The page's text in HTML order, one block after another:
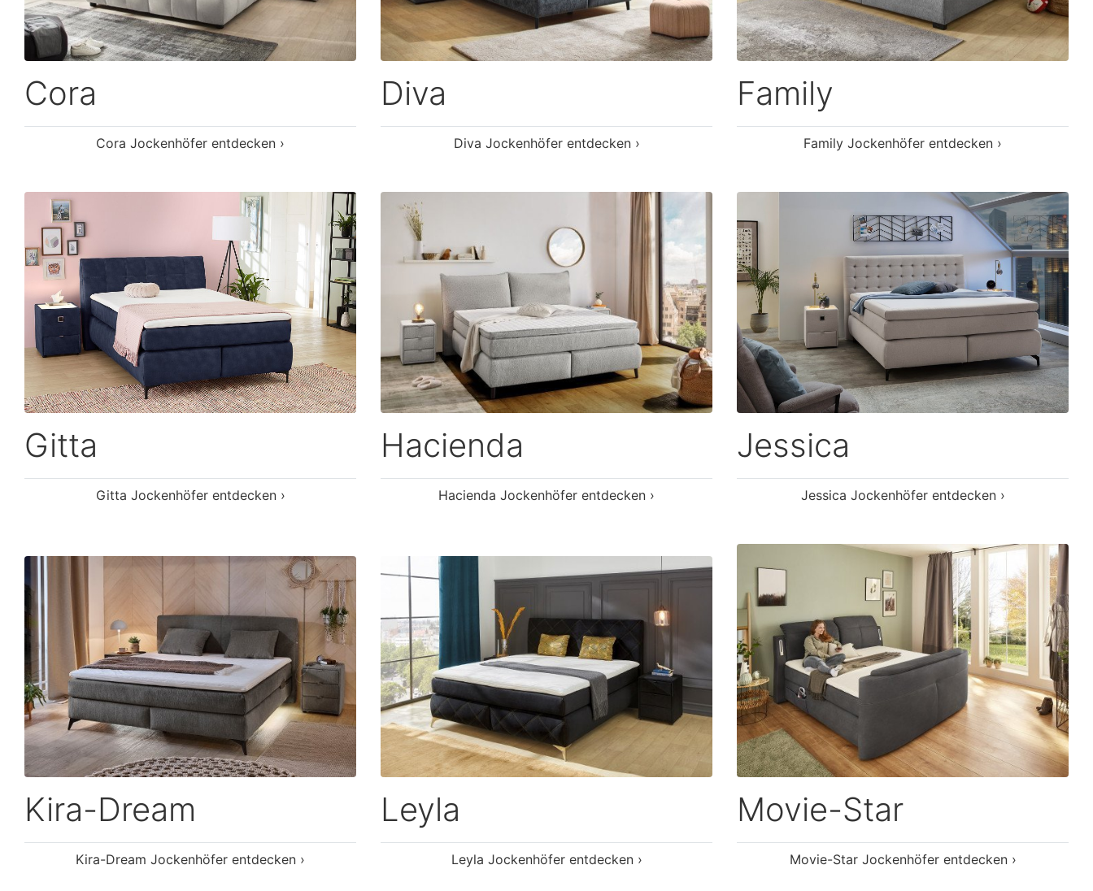
Cora
Cora Jockenhöfer entdecken ›
Diva
Diva Jockenhöfer entdecken ›
Family
Family Jockenhöfer entdecken ›
Gitta
Gitta Jockenhöfer entdecken ›
Hacienda
Hacienda Jockenhöfer entdecken ›
Jessica
Jessica Jockenhöfer entdecken ›
Kira-Dream
Kira-Dream Jockenhöfer entdecken ›
Leyla
Leyla Jockenhöfer entdecken ›
Movie-Star
Movie-Star Jockenhöfer entdecken ›